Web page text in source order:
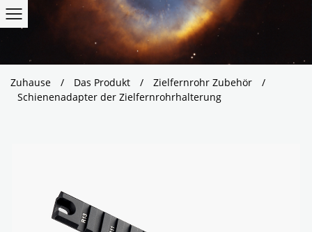
Zuhause / Das Produkt / Zielfernrohr Zubehör
/
Schienenadapter der Zielfernrohrhalterung